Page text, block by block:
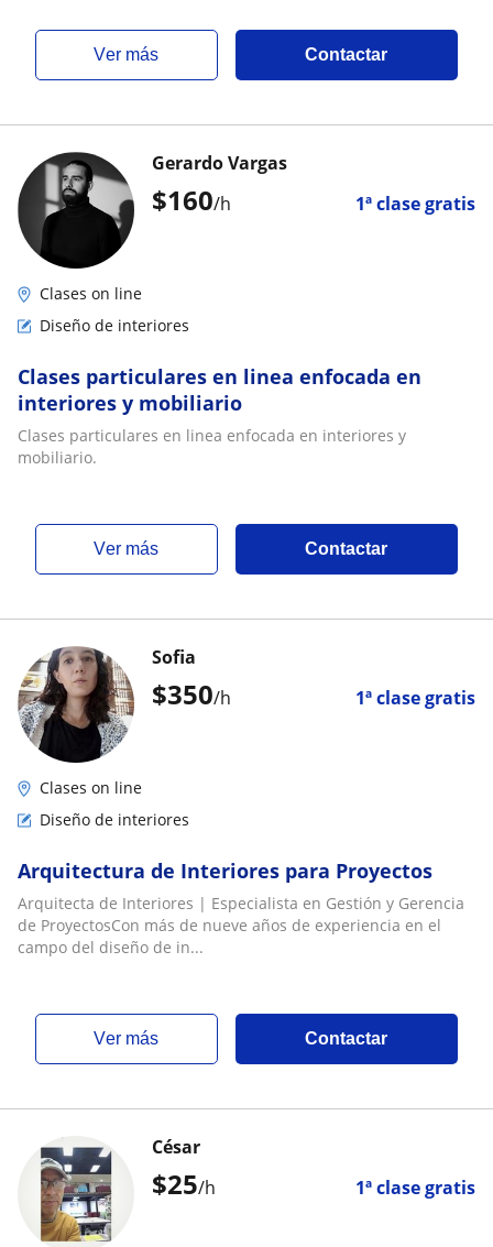
ver más Contactar
$160/h 1ª clase gratis
Gerardo Vargas
Clases on line
Diseño de interiores
Clases particulares en linea enfocada en
interiores y mobiliario
Clases particulares en linea enfocada en interiores y
mobiliario.
ver más Contactar
$350/h 1ª clase gratis
Sofia
Clases on line
Diseño de interiores
Arquitectura de Interiores para Proyectos
Arquitecta de Interiores | Especialista en Gestión y Gerencia
de ProyectosCon más de nueve años de experiencia en el
campo del diseño de in...
ver más Contactar
$25/h 1ª clase gratis
César